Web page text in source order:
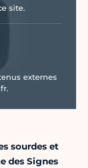
site.
externes
sourdes et
des Signes